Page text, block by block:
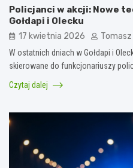
Policjanci w akcji: Nowe
Gołdapi i Olecku
17 kwietnia 2026
W ostatnich dniach w Gołdapi i
skierowane do funkcjonariuszy
Czytaj dalej